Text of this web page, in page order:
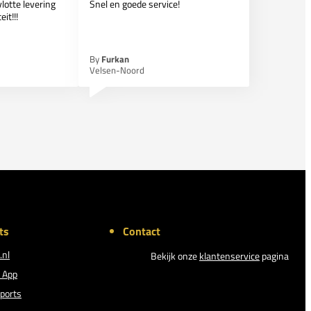
levering
Snel en goede service!
By Furkan
Velsen-Noord
Contact
Bekijk onzeklantenservicepagina